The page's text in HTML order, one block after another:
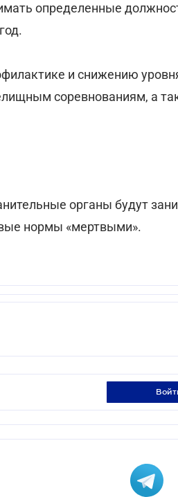
определенные
и снижению
соревнованиям, а
органы будут
нормы «мертвыми».